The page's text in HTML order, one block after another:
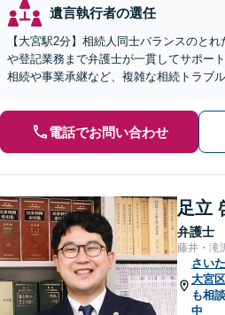
遺言執行者の選任
【大宮駅2分】相続人同士バランスのと
や登記業務まで弁護士が一貫してサポー
相続や事業承継など、複雑な相続トラブ
電話でお問い合わせ
足立
弁護士
藤井・滝
さい
大宮区
も相
中